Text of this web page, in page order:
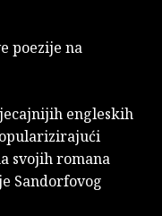
poezije na
engleskih
svojih romana
Sandorfovog